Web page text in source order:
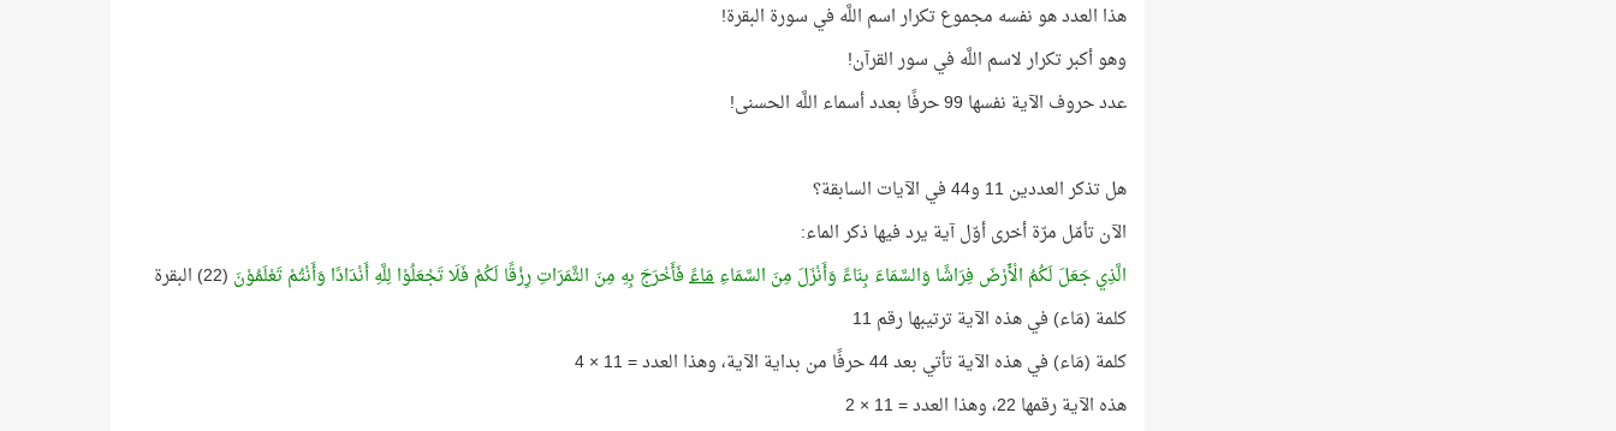
هذا العدد هو نفسه مجموع تكرار اسم اللَّه في سورة البقرة!
وهو أكبر تكرار لاسم اللَّه في سور القرآن!
عدد حروف الآية نفسها 99 حرفًا بعدد أسماء اللَّه الحسنى!
هل تذكر العددين 11 و44 في الآيات السابقة؟
الآن تأمّل مرّة أخرى أوّل آية يرد فيها ذكر الماء:
الَّذِي جَعَلَ لَكُمُ الْأَرْضَ فِرَاشًا وَالسَّمَاءَ بِنَاءً وَأَنْزَلَ مِنَ السَّمَاءِمَاءًفَأَخْرَجَ بِهِ مِنَ الثَّمَرَاتِ رِزْقًا لَكُمْ فَلَا تَجْعَلُوْا لِلَّهِ أَنْدَادًا وَأَنْتُمْ تَعْلَمُوْنَ (22) البقرة
كلمة (مَاء) في هذه الآية ترتيبها رقم 11
كلمة (مَاء) في هذه الآية تأتي بعد 44 حرفًا من بداية الآية، وهذا العدد = 11 × 4
هذه الآية رقمها 22، وهذا العدد = 11 × 2